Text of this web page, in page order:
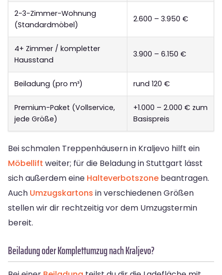
2-3-Zimmer-Wohnung
(Standardmöbel)
2.600 – 3.950 €
4+ Zimmer / kompletter
Hausstand
3.900 – 6.150 €
Beiladung (pro m³) rund 120 €
Premium-Paket (Vollservice,
jede Größe)
+1.000 – 2.000 € zum
Basispreis
Bei schmalen Treppenhäusern in Kraljevo hilft ein
Möbellift weiter; für die Beladung in Stuttgart lässt
sich außerdem eine Halteverbotszone beantragen.
Auch Umzugskartons in verschiedenen Größen
stellen wir dir rechtzeitig vor dem Umzugstermin
bereit.
Beiladung oder Komplettumzug nach Kraljevo?